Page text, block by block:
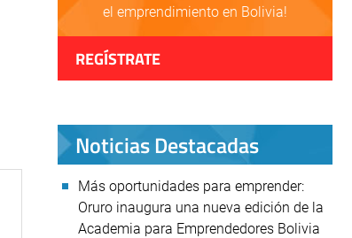
el emprendimiento en Bolivia!
REGÍSTRATE
Noticias Destacadas
Más oportunidades para emprender:
Oruro inaugura una nueva edición de la
Academia para Emprendedores Bolivia